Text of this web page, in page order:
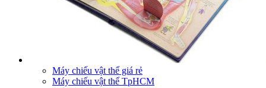
Máy chiếu vật thể giá rẻ
Máy chiếu vật thể TpHCM